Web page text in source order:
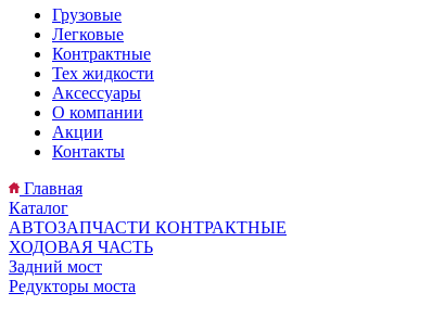
Грузовые
Легковые
Контрактные
Тех жидкости
Аксессуары
О компании
Акции
Контакты
Главная
Каталог
АВТОЗАПЧАСТИ КОНТРАКТНЫЕ
ХОДОВАЯ ЧАСТЬ
Задний мост
Редукторы моста